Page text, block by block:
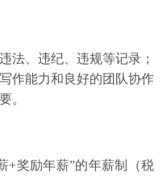
法、违纪、违规等记录；
作能力和良好的团队协作
。
+奖励年薪”的年薪制（税